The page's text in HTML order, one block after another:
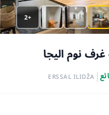
+2
نوم اليجا
|
ERSSAL ILIDŽA